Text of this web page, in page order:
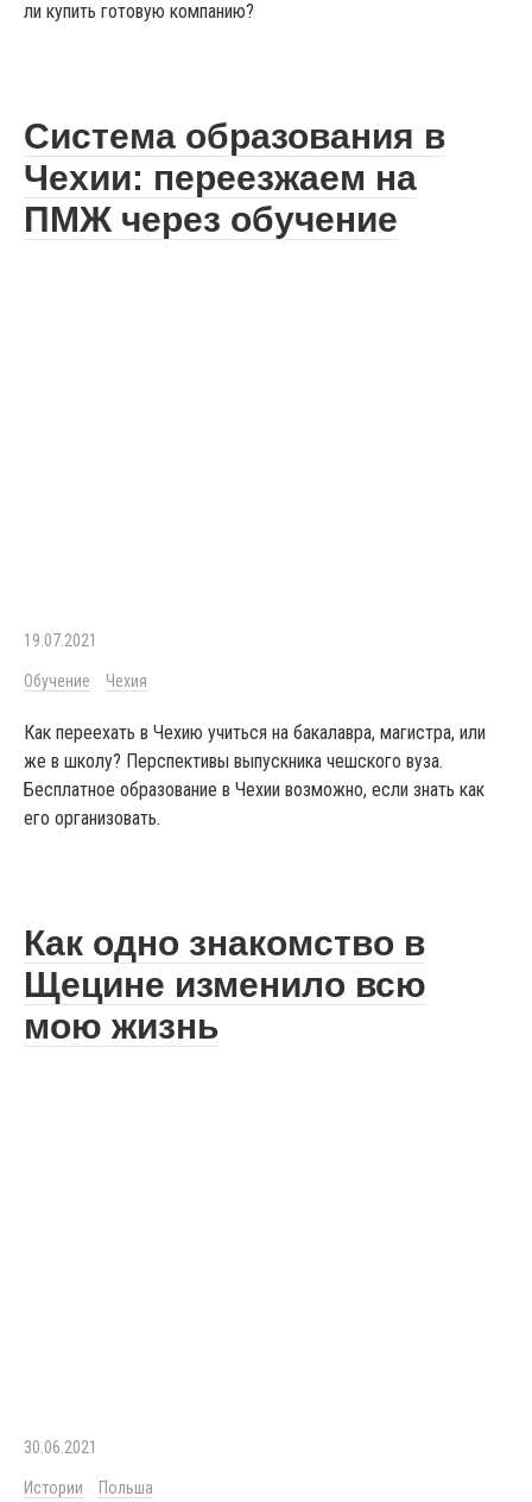
ли купить готовую компанию?
Система образования в
Чехии: переезжаем на
ПМЖ через обучение
19.07.2021
Обучение Чехия
Как переехать в Чехию учиться на бакалавра, магистра, или
же в школу? Перспективы выпускника чешского вуза.
Бесплатное образование в Чехии возможно, если знать как
его организовать.
Как одно знакомство в
Щецине изменило всю
мою жизнь
30.06.2021
Истории Польша